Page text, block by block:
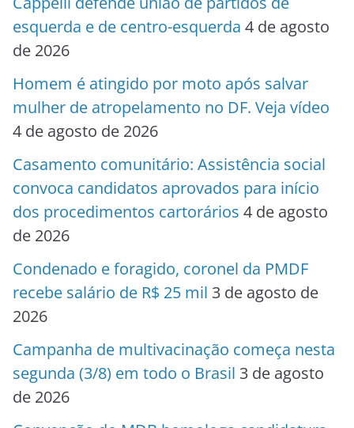
esquerda e de centro-esquerda 4 de agosto
de 2026
Homem é atingido por moto após salvar
mulher de atropelamento no DF. Veja vídeo
4 de agosto de 2026
Casamento comunitário: Assistência social
convoca candidatos aprovados para início
dos procedimentos cartorários 4 de agosto
de 2026
Condenado e foragido, coronel da PMDF
recebe salário de R$ 25 mil 3 de agosto de
2026
Campanha de multivacinação começa nesta
segunda (3/8) em todo o Brasil 3 de agosto
de 2026